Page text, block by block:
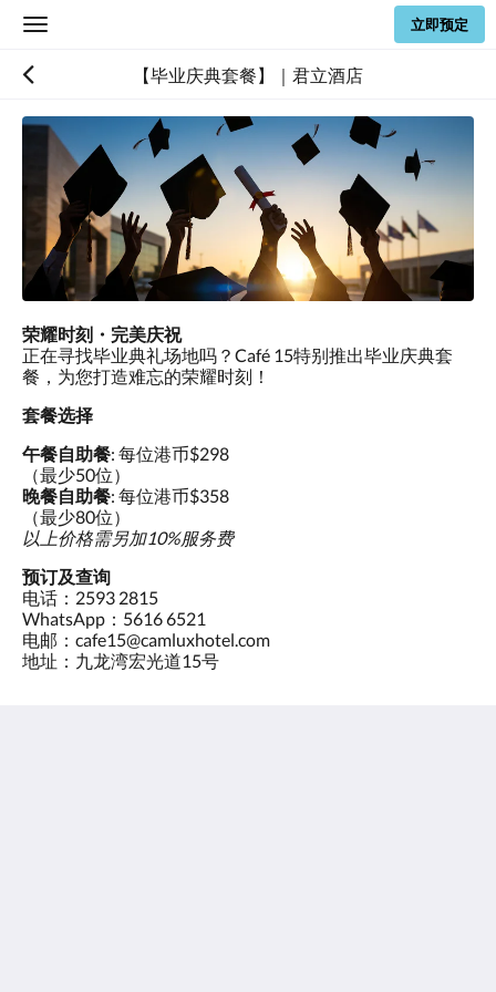
Toggle
立即预定
【毕业庆典套餐】｜君立酒店
荣耀时刻 ・ 完美庆祝
正在寻找毕业典礼场地吗？Café 15特别推出毕业庆典套
餐，为您打造难忘的荣耀时刻！
套餐选择
午餐自助餐: 每位港币$298
（最少50位）
晚餐自助餐: 每位港币$358
（最少80位）
以上价格需另加10%服务费
预订及查询
电话：2593 2815
WhatsApp：5616 6521
电邮：cafe15@camluxhotel.com
地址：九龙湾宏光道15号